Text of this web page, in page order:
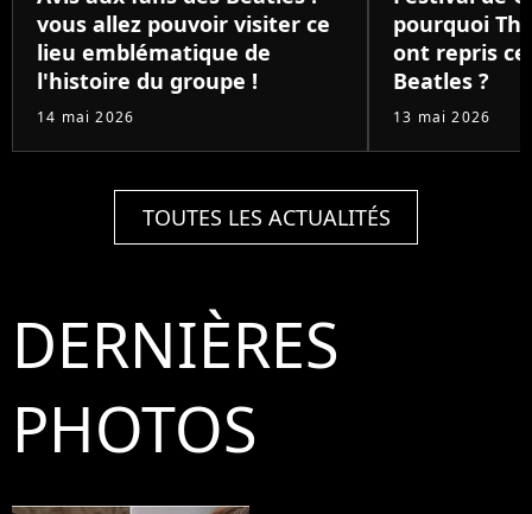
vous allez pouvoir visiter ce
lieu emblématique de
l'histoire du groupe !
14 mai 2026
pourquoi
ont repris
Beatles ?
13 mai 2026
TOUTES LES ACTUALITÉS
DERNIÈRES
PHOTOS